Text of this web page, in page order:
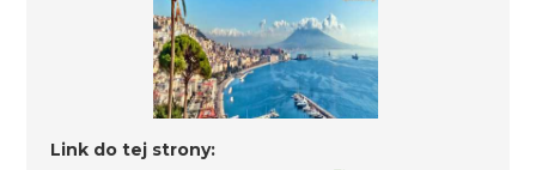
Link do tej strony: